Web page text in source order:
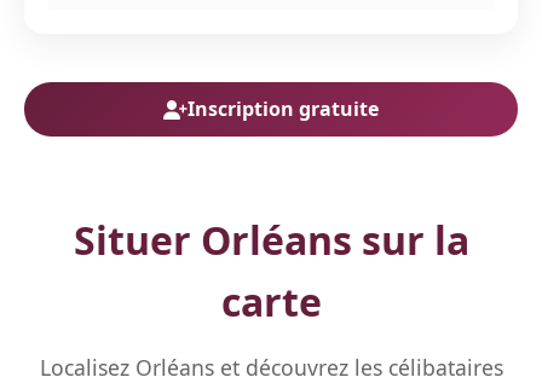
Inscription gratuite
Situer Orléans sur la
carte
Localisez Orléans et découvrez les célibataires